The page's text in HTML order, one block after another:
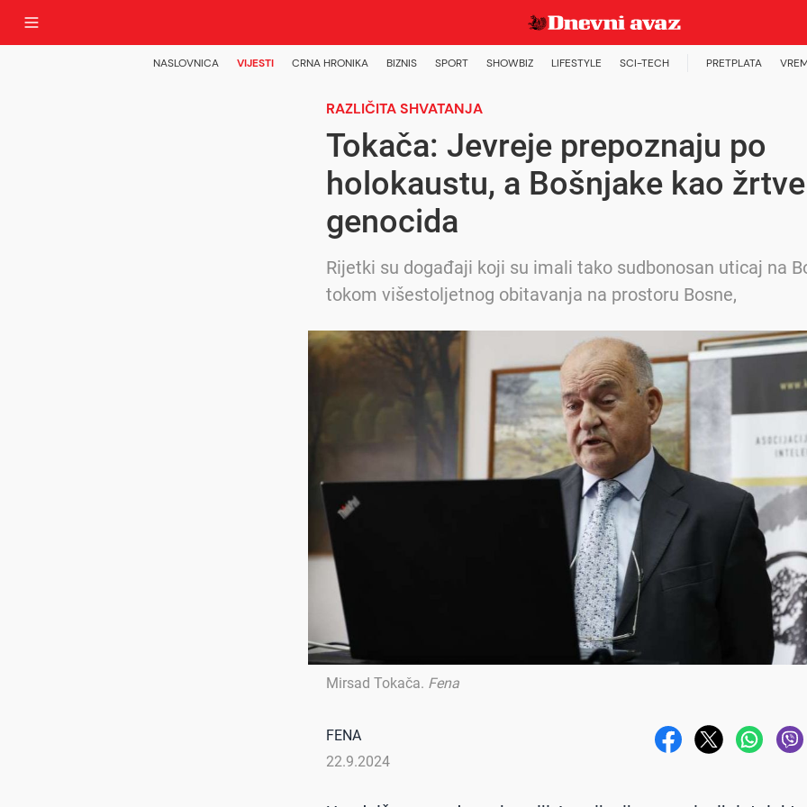
NASLOVNICA VIJESTI CRNA HRONIKA BIZNIS SPORT SHOWBIZ LIFESTYLE SCI-TECH PRETPLATA
RAZLIČITA SHVATANJA
Tokača: Jevreje prepoznaju po
holokaustu, a Bošnjake kao žrtve
genocida
Rijetki su događaji koji su imali tako sudbonosan uticaj na
tokom višestoljetnog obitavanja na prostoru Bosne,
Mirsad Tokača. Fena
FENA
22.9.2024